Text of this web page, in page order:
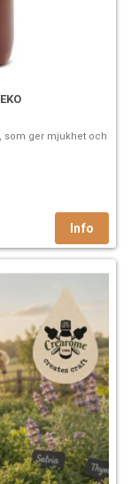
som ger mjukhet och